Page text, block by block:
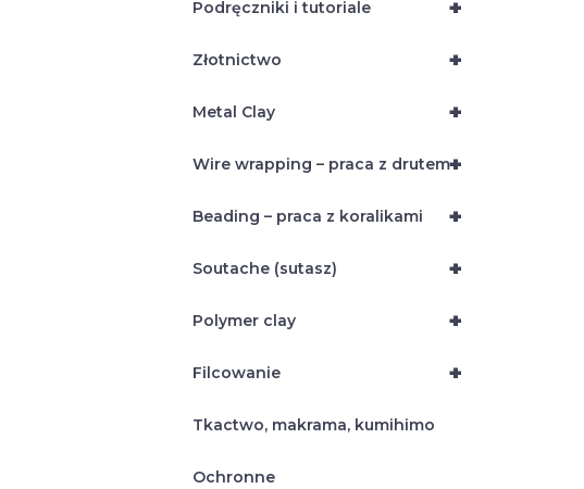
+
Podręczniki i tutoriale
+
Złotnictwo
+
Metal Clay
+
Wire wrapping – praca z drutem
+
Beading – praca z koralikami
+
Soutache (sutasz)
+
Polymer clay
+
Filcowanie
Tkactwo, makrama, kumihimo
Ochronne